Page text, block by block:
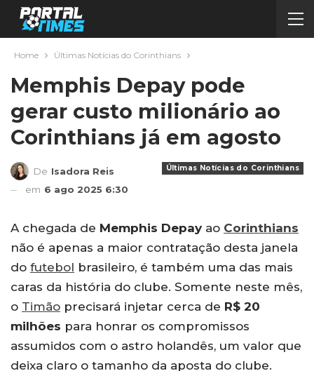
Home Últimas Notícias do Corinthians
Memphis Depay pode
gerar custo milionário ao
Corinthians já em agosto
Últimas Notícias do Corinthians
De Isadora Reis
em 6 ago 2025 6:30
A chegada de Memphis Depay ao Corinthians
não é apenas a maior contratação desta janela
do futebol brasileiro, é também uma das mais
caras da história do clube. Somente neste mês,
o Timão precisará injetar cerca de R$ 20
milhões para honrar os compromissos
assumidos com o astro holandês, um valor que
deixa claro o tamanho da aposta do clube.